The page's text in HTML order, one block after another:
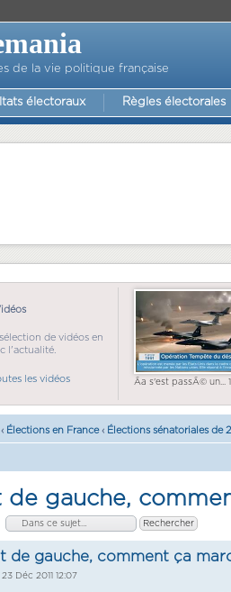
de la vie politique française
électoraux Règles électorales
de vidéos en
l'actualité.
les vidéos Ãa s'est passÃ© un...
‹ Élections en France ‹ Élections sénatoriales de
de gauche,
de gauche, comment ça
Déc 2011 12:07